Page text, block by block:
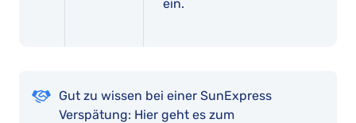
ein.
Gut zu wissen bei einer SunExpress
Verspätung: Hier geht es zum